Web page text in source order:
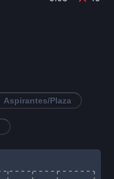
Aspirantes/Plaza